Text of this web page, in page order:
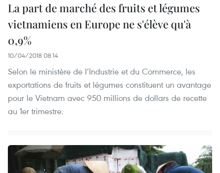
La part de marché des fruits et légumes
vietnamiens en Europe ne s'élève qu'à
0,9%
10/04/2018 08:14
Selon le ministère de l’Industrie et du Commerce, les
exportations de fruits et légumes constituent un avantage
pour le Vietnam avec 950 millions de dollars de recette
au 1er trimestre.